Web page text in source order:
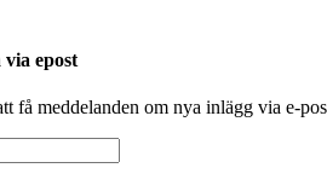
via epost
få meddelanden om nya inlägg via e-